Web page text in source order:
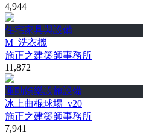
4,944
住宅家具與設備
M_洗衣機
施正之建築師事務所
11,872
運動娛樂設施設備
冰上曲棍球場_v20
施正之建築師事務所
7,941